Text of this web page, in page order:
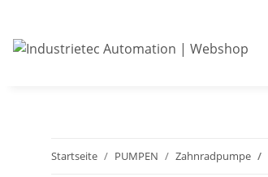
Startseite PUMPEN Zahnradpumpe